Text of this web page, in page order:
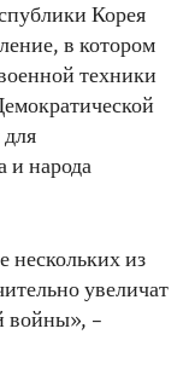
Корея
в котором
техники
и народа
нескольких из
увеличат
войны», –